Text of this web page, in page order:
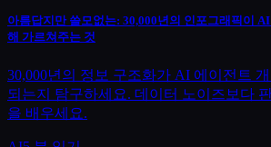
아름답지만 쓸모없는: 30,000년의 인포그래픽이
해 가르쳐주는 것
30,000년의 정보 구조화가 AI 에이전트
되는지 탐구하세요. 데이터 노이즈보다
을 배우세요.